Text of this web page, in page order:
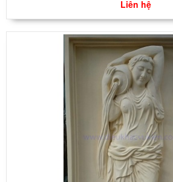
Liên hệ